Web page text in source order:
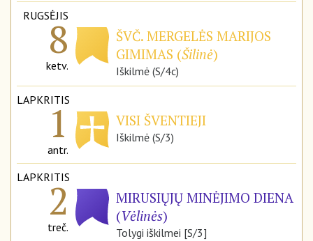
RUGSĖJIS
8
ketv.
ŠVČ. MERGELĖS MARIJOS
GIMIMAS (Šilinė)
Iškilmė (S/4c)
LAPKRITIS
1
antr.
VISI ŠVENTIEJI
Iškilmė (S/3)
LAPKRITIS
2
treč.
MIRUSIŲJŲ MINĖJIMO DIENA
(Vėlinės)
Tolygi iškilmei [S/3]